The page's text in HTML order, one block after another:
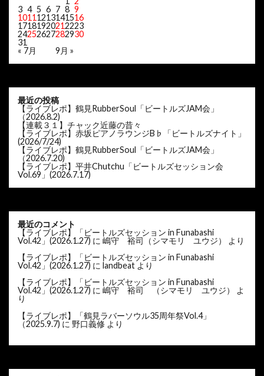
3 4 5 6 7 8 9
10111213141516
17181920212223
24252627282930
31
« 7月
9月 »
最近の投稿
【ライブレポ】鶴見RubberSoul「ビートルズJAM会」
（2026.8.2)
【連載３１】チャック近藤の昔々
【ライブレポ】赤坂ピアノラウンジB♭「ビートルズナイト」
(2026/7/24)
【ライブレポ】鶴見RubberSoul「ビートルズJAM会」
（2026.7.20)
【ライブレポ】平井Chutchu「ビートルズセッション会
Vol.69」(2026.7.17)
最近のコメント
【ライブレポ】「ビートルズセッション in Funabashi
Vol.42」(2026.1.27) に 嶋守 裕司（シマモリ ユウジ）
より
【ライブレポ】「ビートルズセッション in Funabashi
Vol.42」(2026.1.27) に landbeat より
【ライブレポ】「ビートルズセッション in Funabashi
Vol.42」(2026.1.27) に 嶋守 裕司 （シマモリ ユウジ）
よ
り
【ライブレポ】「鶴見ラバーソウル35周年祭Vol.4」
（2025.9.7) に 野口義修 より